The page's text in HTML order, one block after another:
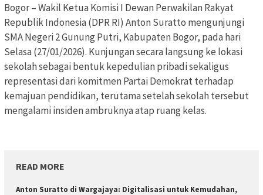
Bogor – Wakil Ketua Komisi I Dewan Perwakilan Rakyat
Republik Indonesia (DPR RI) Anton Suratto mengunjungi
SMA Negeri 2 Gunung Putri, Kabupaten Bogor, pada hari
Selasa (27/01/2026). Kunjungan secara langsung ke lokasi
sekolah sebagai bentuk kepedulian pribadi sekaligus
representasi dari komitmen Partai Demokrat terhadap
kemajuan pendidikan, terutama setelah sekolah tersebut
mengalami insiden ambruknya atap ruang kelas.
READ MORE
Anton Suratto di Wargajaya: Digitalisasi untuk Kemudahan,